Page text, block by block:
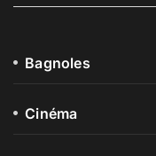
Bagnoles
Cinéma